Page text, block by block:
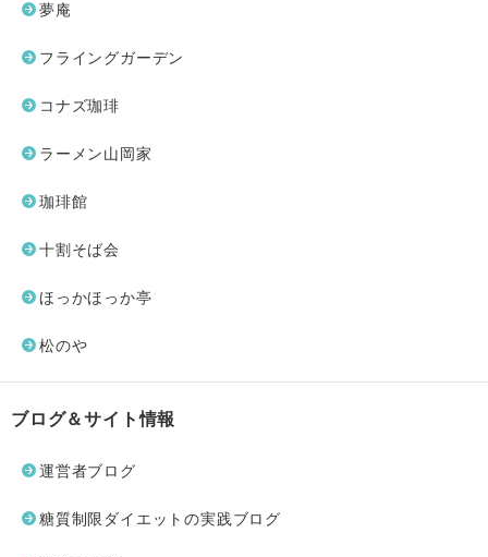
夢庵
フライングガーデン
コナズ珈琲
ラーメン山岡家
珈琲館
十割そば会
ほっかほっか亭
松のや
ブログ＆サイト情報
運営者ブログ
糖質制限ダイエットの実践ブログ